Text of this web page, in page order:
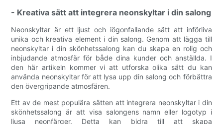
- Kreativa sätt att integrera neonskyltar i din salong
Neonskyltar är ett ljust och iögonfallande sätt att införliva
unika och kreativa element i din salong. Genom att lägga till
neonskyltar i din skönhetssalong kan du skapa en rolig och
inbjudande atmosfär för både dina kunder och anställda. I
den här artikeln kommer vi att utforska olika sätt du kan
använda neonskyltar för att lysa upp din salong och förbättra
den övergripande atmosfären.
Ett av de mest populära sätten att integrera neonskyltar i din
skönhetssalong är att visa salongens namn eller logotyp i
ljusa neonfärger. Detta kan bidra till att skapa